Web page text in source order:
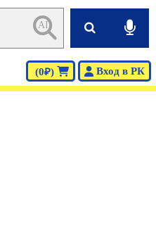
AI
(0₽) Вход в РК